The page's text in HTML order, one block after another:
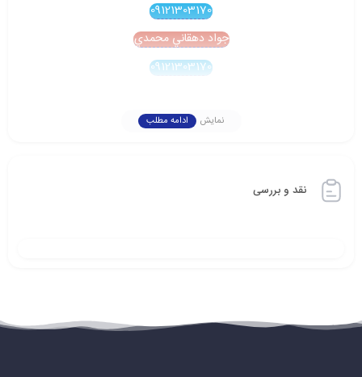
09121303170
جواد دهقاني محمدي
09121303170
نمایش ادامه مطلب
نقد و بررسی